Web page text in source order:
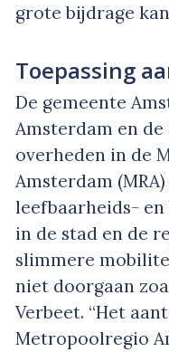
grote bijdrage
Toepassing
De gemeente
Amsterdam en
overheden in de
Amsterdam
leefbaarheids-
in de stad en de
slimmere
niet doorgaan
Verbeet. “Het
Metropoolregio